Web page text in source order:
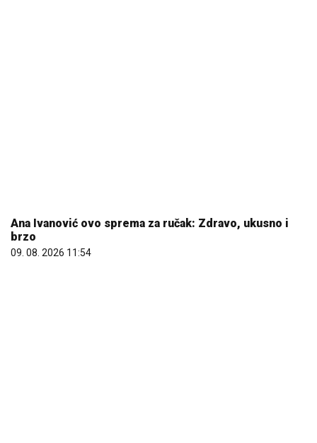
Ana Ivanović ovo sprema za ručak: Zdravo, ukusno i
brzo
09. 08. 2026 11:54